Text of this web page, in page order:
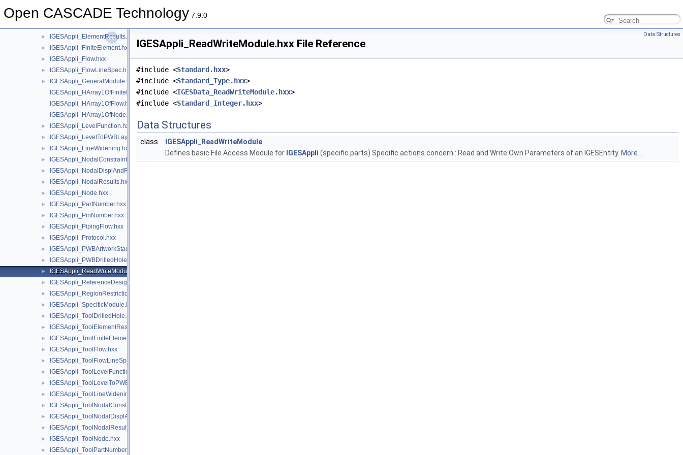
Open CASCADE Technology 7.9.0
► IGESAppli_Array1OfNode.hxx
► IGESAppli_ElementResults.hxx
► IGESAppli_FiniteElement.hxx
► IGESAppli_Flow.hxx
► IGESAppli_FlowLineSpec.hxx
►
IGESAppli_GeneralModule.hxx
IGESAppli_HArray1OfFiniteElement.hxx
IGESAppli_HArray1OfFlow.hxx
IGESAppli_HArray1OfNode.hxx
► IGESAppli_LevelFunction.hxx
► IGESAppli_LevelToPWBLayerMap.hxx
► IGESAppli_LineWidening.hxx
► IGESAppli_NodalConstraint.hxx
► IGESAppli_NodalDisplAndRot.hxx
► IGESAppli_NodalResults.hxx
► IGESAppli_Node.hxx
► IGESAppli_PartNumber.hxx
► IGESAppli_PinNumber.hxx
► IGESAppli_PipingFlow.hxx
► IGESAppli_Protocol.hxx
► IGESAppli_PWBArtworkStackup.hxx
► IGESAppli_PWBDrilledHole.hxx
► IGESAppli_ReadWriteModule.hxx
► IGESAppli_ReferenceDesignator.hxx
► IGESAppli_RegionRestriction.hxx
► IGESAppli_SpecificModule.hxx
► IGESAppli_ToolDrilledHole.hxx
► IGESAppli_ToolElementResults.hxx
► IGESAppli_ToolFiniteElement.hxx
► IGESAppli_ToolFlow.hxx
► IGESAppli_ToolFlowLineSpec.hxx
► IGESAppli_ToolLevelFunction.hxx
► IGESAppli_ToolLevelToPWBLayerMap.hxx
► IGESAppli_ToolLineWidening.hxx
► IGESAppli_ToolNodalConstraint.hxx
► IGESAppli_ToolNodalDisplAndRot.hxx
► IGESAppli_ToolNodalResults.hxx
► IGESAppli_ToolNode.hxx
► IGESAppli_ToolPartNumber.hxx
Data Structures
IGESAppli_ReadWriteModule.hxx File Reference
#include <Standard.hxx>
#include <Standard_Type.hxx>
#include <IGESData_ReadWriteModule.hxx>
#include <Standard_Integer.hxx>
Data Structures
class
IGESAppli_ReadWriteModule
Defines basic File Access Module for IGESAppli (specific parts) Specific actions concern : Read and Write Own Parameters of an IGESEntity. More...